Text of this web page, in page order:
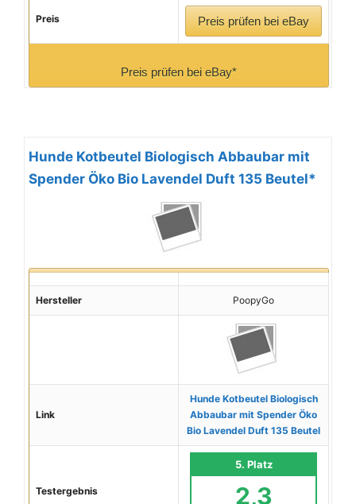
Preis Preis prüfen bei eBay
Preis prüfen bei eBay*
Hunde Kotbeutel Biologisch Abbaubar mit
Spender Öko Bio Lavendel Duft 135 Beutel*
Hersteller PoopyGo
Link
Hunde Kotbeutel Biologisch
Abbaubar mit Spender Öko
Bio Lavendel Duft 135 Beutel
Testergebnis
5. Platz
2,3